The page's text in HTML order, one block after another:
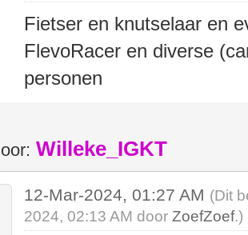
Fietser en knutselaar en
FlevoRacer en diverse
personen
Willeke_IGKT
12-Mar-2024, 01:27 AM (Dit
2024, 02:13 AM doorZoefZoef.)